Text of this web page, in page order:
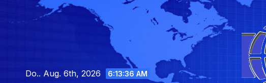
Do.. Aug. 6th, 2026 6:13:38 AM